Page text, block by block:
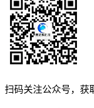
扫码关注公众号，获